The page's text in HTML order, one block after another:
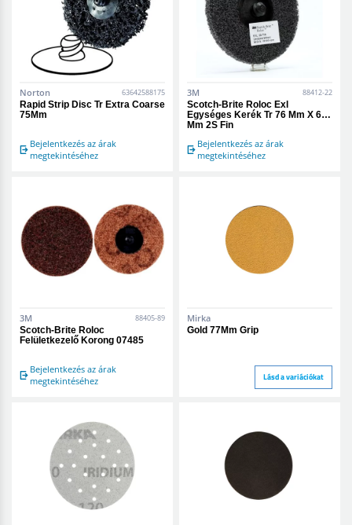
Norton 63642588175
Rapid Strip Disc Tr Extra Coarse
75Mm
Bejelentkezés az árak
megtekintéséhez
3M 88412-22
Scotch-Brite Roloc Exl
Egységes Kerék Tr 76 Mm X 6
Mm 2S Fin
Bejelentkezés az árak
megtekintéséhez
3M 88405-89
Scotch-Brite Roloc
Felületkezelő Korong 07485
Bejelentkezés az árak
megtekintéséhez
Mirka
Gold 77Mm Grip
Lásd a variációkat